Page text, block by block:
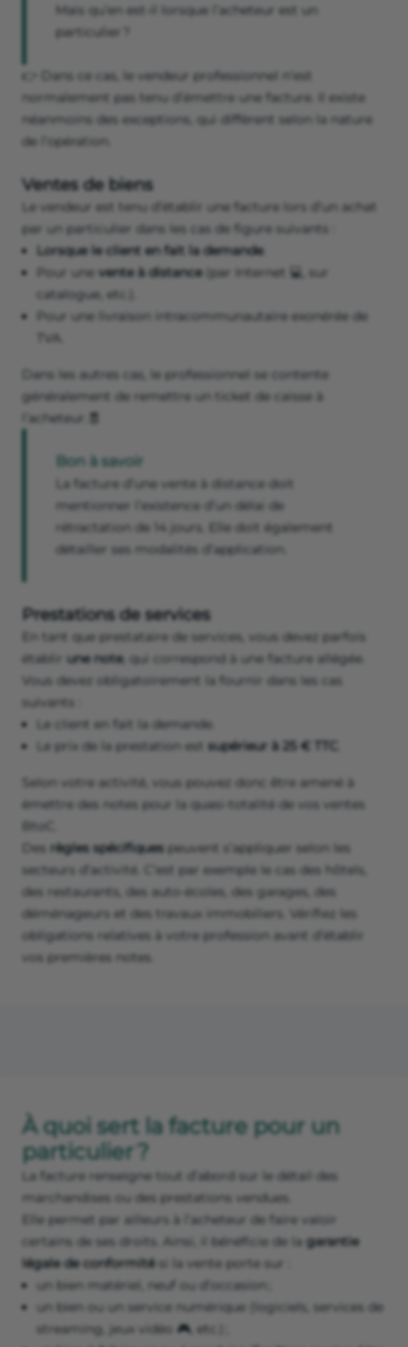
Mais qu’en est-il lorsque l’acheteur est un
particulier ?
👉 Dans ce cas, le vendeur professionnel n’est
normalement pas tenu d’émettre une facture. Il existe
néanmoins des exceptions, qui diffèrent selon la nature
de l’opération.
Ventes de biens
Le vendeur est tenu d’établir une facture lors d’un achat
par un particulier dans les cas de figure suivants :
Lorsque le client en fait la demande.
Pour une vente à distance(par Internet 💻, sur
catalogue, etc.).
Pour une livraison intracommunautaire exonérée de
TVA.
Dans les autres cas, le professionnel se contente
généralement de remettre un ticket de caisse à
l’acheteur.🧾
Bon à savoir
La facture d’une vente à distance doit
mentionner l’existence d’un délai de
rétractation de 14 jours. Elle doit également
détailler ses modalités d’application.
Prestations de services
En tant que prestataire de services, vous devez parfois
établir une note, qui correspond à une facture allégée.
Vous devez obligatoirement la fournir dans les cas
suivants :
Le client en fait la demande.
Le prix de la prestation est supérieur à 25 € TTC
Selon votre activité, vous pouvez donc être amené à
émettre des notes pour la quasi-totalité de vos ventes
BtoC.
Des règles spécifiques peuvent s’appliquer selon les
secteurs d’activité. C’est par exemple le cas des hôtels,
des restaurants, des auto-écoles, des garages, des
déménageurs et des travaux immobiliers. Vérifiez les
obligations relatives à votre profession avant d’établir
vos premières notes.
À quoi sert la facture pour un
particulier ?
La facture renseigne tout d’abord sur le détail des
marchandises ou des prestations vendues.
Elle permet par ailleurs à l’acheteur de faire valoir
certains de ses droits. Ainsi, il bénéficie de la garantie
légale de conformitési la vente porte sur :
un bien matériel, neuf ou d’occasion ;
un bien ou un service numérique (logiciels, services de
streaming, jeux vidéo 🎮, etc.) ;